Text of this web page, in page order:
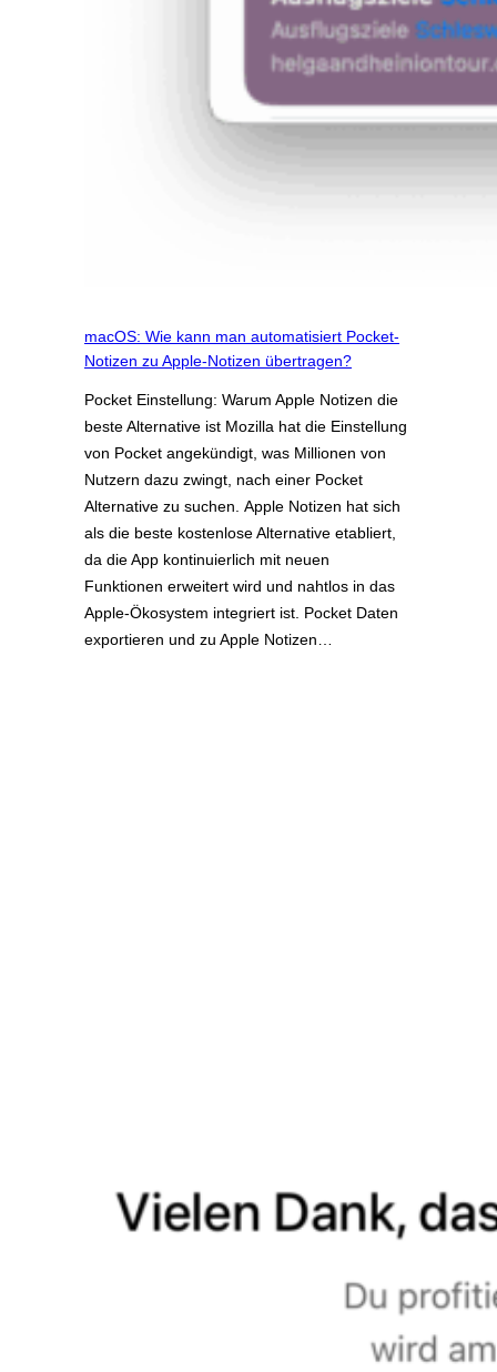
macOS: Wie kann man automatisiert Pocket-
Notizen zu Apple-Notizen übertragen?
Pocket Einstellung: Warum Apple Notizen die
beste Alternative ist Mozilla hat die Einstellung
von Pocket angekündigt, was Millionen von
Nutzern dazu zwingt, nach einer Pocket
Alternative zu suchen. Apple Notizen hat sich
als die beste kostenlose Alternative etabliert,
da die App kontinuierlich mit neuen
Funktionen erweitert wird und nahtlos in das
Apple-Ökosystem integriert ist. Pocket Daten
exportieren und zu Apple Notizen…